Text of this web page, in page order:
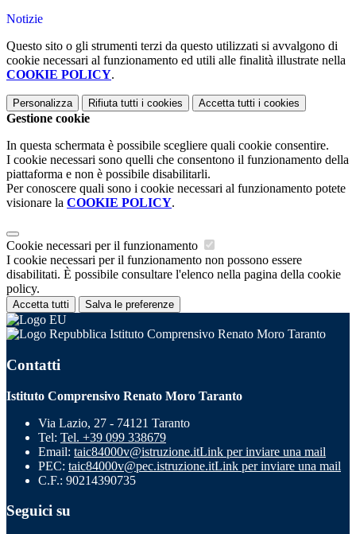
Notizie
Questo sito o gli strumenti terzi da questo utilizzati si avvalgono di
cookie necessari al funzionamento ed utili alle finalità illustrate nella
COOKIE POLICY.
Personalizza Rifiuta tutti i cookies Accetta tutti i cookies
Gestione cookie
In questa schermata è possibile scegliere quali cookie consentire.
I cookie necessari sono quelli che consentono il funzionamento della
piattaforma e non è possibile disabilitarli.
Per conoscere quali sono i cookie necessari al funzionamento potete
visionare la COOKIE POLICY.
Cookie necessari per il funzionamento
I cookie necessari per il funzionamento non possono essere
disabilitati. È possibile consultare l'elenco nella pagina della cookie
policy.
Accetta tutti Salva le preferenze
Istituto Comprensivo Renato Moro Taranto
Contatti
Istituto Comprensivo Renato Moro Taranto
Via Lazio, 27 - 74121 Taranto
Tel: Tel. +39 099 338679
Email: taic84000v@istruzione.itLink per inviare una mail
PEC: taic84000v@pec.istruzione.itLink per inviare una mail
C.F.: 90214390735
Seguici su